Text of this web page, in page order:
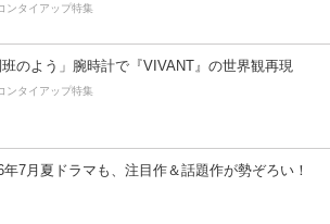
ンタイアップ特集
班のよう」腕時計で『VIVANT』の世界観再現
ンタイアップ特集
年7月夏ドラマも、注目作＆話題作が勢ぞろい！